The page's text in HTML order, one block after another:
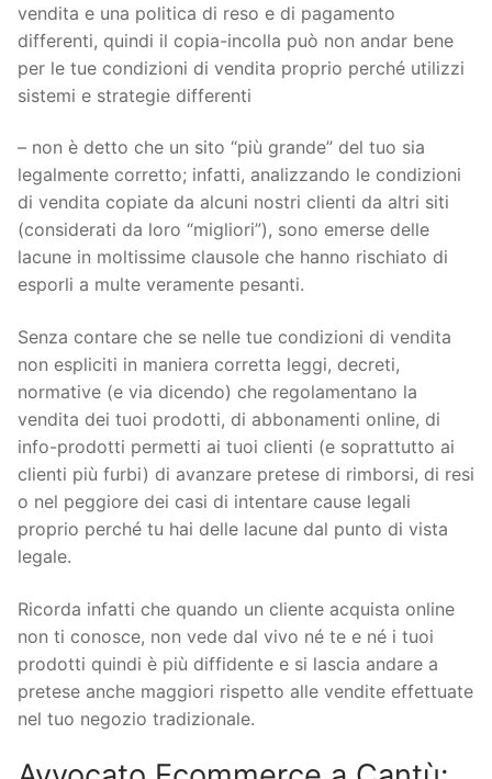
vendita e una politica di reso e di pagamento
differenti, quindi il copia-incolla può non andar bene
per le tue condizioni di vendita proprio perché utilizzi
sistemi e strategie differenti
– non è detto che un sito “più grande” del tuo sia
legalmente corretto; infatti, analizzando le condizioni
di vendita copiate da alcuni nostri clienti da altri siti
(considerati da loro “migliori”), sono emerse delle
lacune in moltissime clausole che hanno rischiato di
esporli a multe veramente pesanti.
Senza contare che se nelle tue condizioni di vendita
non espliciti in maniera corretta leggi, decreti,
normative (e via dicendo) che regolamentano la
vendita dei tuoi prodotti, di abbonamenti online, di
info-prodotti permetti ai tuoi clienti (e soprattutto ai
clienti più furbi) di avanzare pretese di rimborsi, di resi
o nel peggiore dei casi di intentare cause legali
proprio perché tu hai delle lacune dal punto di vista
legale.
Ricorda infatti che quando un cliente acquista online
non ti conosce, non vede dal vivo né te e né i tuoi
prodotti quindi è più diffidente e si lascia andare a
pretese anche maggiori rispetto alle vendite effettuate
nel tuo negozio tradizionale.